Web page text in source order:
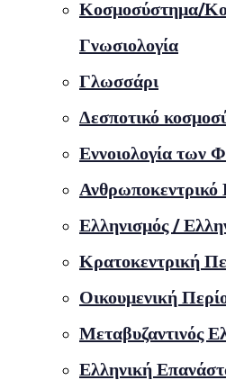
Κοσμοσύστημα/
Γνωσιολογία
Γλωσσάρι
Δεσποτικό
Εννοιολογία των
Ελληνισμός /
Κρατοκεντρική
Οικουμενική
Μεταβυζαντινός
Ελληνική